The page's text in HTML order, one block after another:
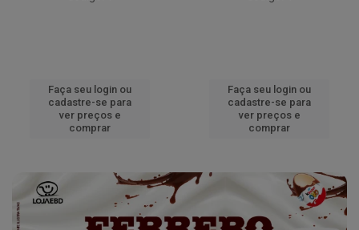
Faça seu login ou
cadastre-se para
ver preços e
comprar
Faça seu login ou
cadastre-se para
ver preços e
comprar